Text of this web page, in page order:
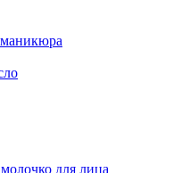
для лица